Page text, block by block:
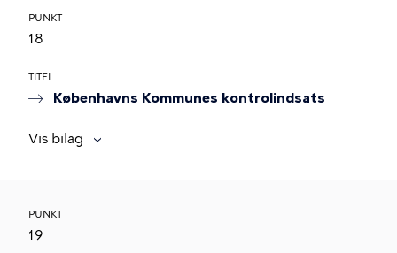
PUNKT
18
TITEL
Københavns Kommunes kontrolindsats
Vis bilag
PUNKT
19